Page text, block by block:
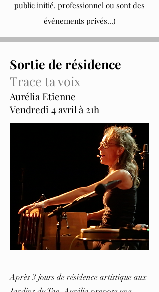
public initié, professionnel ou sont des
événements privés...)
Sortie de résidence
Trace ta voix
Aurélia Etienne
Vendredi 4 avril à 21h
Après 3 jours de résidence artistique aux